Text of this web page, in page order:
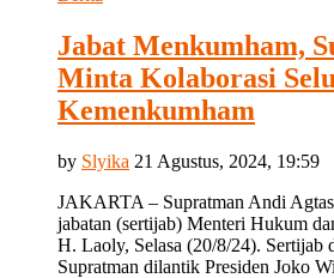
Jabat Menkumham,
Minta Kolaborasi
Kemenkumham
by Slyika 21 Agustus, 2024, 19:59
JAKARTA – Supratman Andi
jabatan (sertijab) Menteri Hukum
H. Laoly, Selasa (20/8/24). Sertijab
Supratman dilantik Presiden Joko